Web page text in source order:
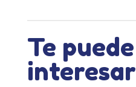
Te puede
interesar